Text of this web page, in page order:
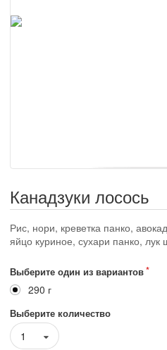
Канадзуки лосось
Рис, нори, креветка панко,
яйцо куриное, сухари панко,
Выберите один из вариантов
290 г
Выберите количество
1